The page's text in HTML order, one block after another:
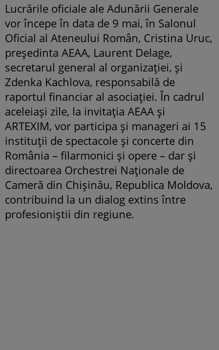
Lucrările oficiale ale Adunării Generale
vor începe în data de 9 mai, în Salonul
Oficial al Ateneului Român, Cristina Uruc,
președinta AEAA, Laurent Delage,
secretarul general al organizației, și
Zdenka Kachlova, responsabilă de
raportul financiar al asociației. În cadrul
aceleiași zile, la invitația AEAA și
ARTEXIM, vor participa și manageri ai 15
instituții de spectacole și concerte din
România – filarmonici și opere – dar și
directoarea Orchestrei Naționale de
Cameră din Chișinău, Republica Moldova,
contribuind la un dialog extins între
profesioniștii din regiune.